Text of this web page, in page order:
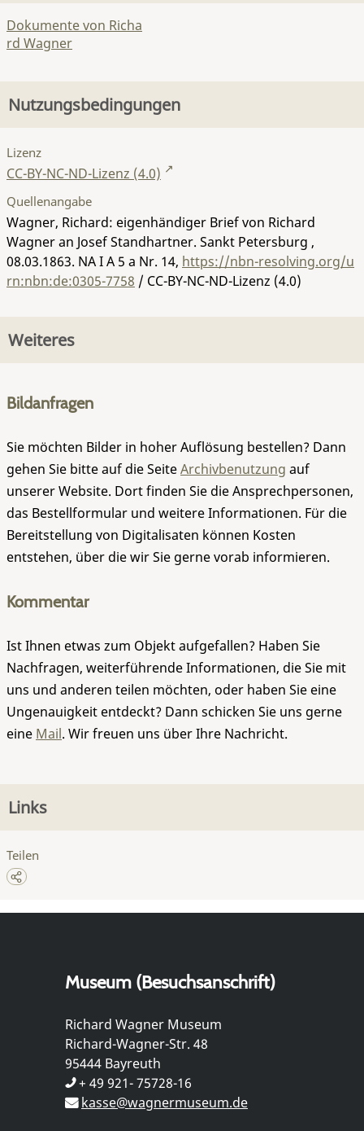
Dokumente von Richa
rd Wagner
Nutzungsbedingungen
Lizenz
CC-BY-NC-ND-Lizenz (4.0)
Quellenangabe
Wagner, Richard: eigenhändiger Brief von Richard
Wagner an Josef Standhartner. Sankt Petersburg ,
08.03.1863. NA I A 5 a Nr. 14, https://nbn-resolving.org/u
rn:nbn:de:0305-7758 / CC-BY-NC-ND-Lizenz (4.0)
Weiteres
Bildanfragen
Sie möchten Bilder in hoher Auflösung bestellen? Dann
gehen Sie bitte auf die SeiteArchivbenutzung auf
unserer Website. Dort finden Sie die Ansprechpersonen,
das Bestellformular und weitere Informationen. Für die
Bereitstellung von Digitalisaten können Kosten
entstehen, über die wir Sie gerne vorab informieren.
Kommentar
Ist Ihnen etwas zum Objekt aufgefallen? Haben Sie
Nachfragen, weiterführende Informationen, die Sie mit
uns und anderen teilen möchten, oder haben Sie eine
Ungenauigkeit entdeckt? Dann schicken Sie uns gerne
eine Mail. Wir freuen uns über Ihre Nachricht.
Links
Teilen
Museum (Besuchsanschrift)
Richard Wagner Museum
Richard-Wagner-Str. 48
95444 Bayreuth
+ 49 921- 75728-16
kasse@wagnermuseum.de